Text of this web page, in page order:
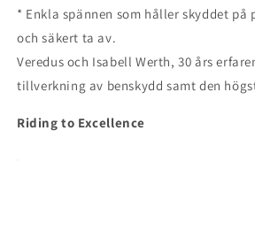
* Enkla spännen som håller skyddet
och säkert ta av.
Veredus och Isabell Werth, 30 års
tillverkning av benskydd samt den
Riding to Excellence